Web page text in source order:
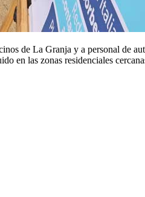
de La Granja y a personal de
en las zonas residenciales